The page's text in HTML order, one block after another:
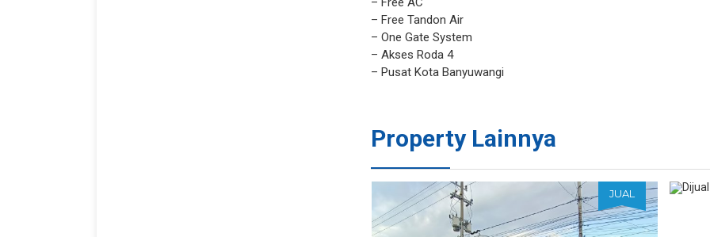
– Free Tandon Air
– One Gate System
– Akses Roda 4
– Pusat Kota Banyuwangi
Property Lainnya
JUAL